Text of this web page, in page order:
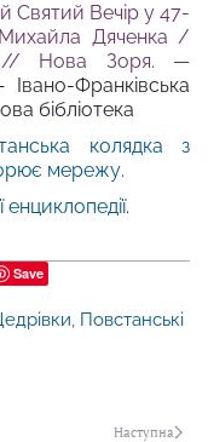
Святий Вечір у 47-
Михайла Дяченка /
// Нова Зоря. —
Франківська
бібліотека
колядка з
мережу.
енциклопедії.
Save
, Повстанські
Наступна